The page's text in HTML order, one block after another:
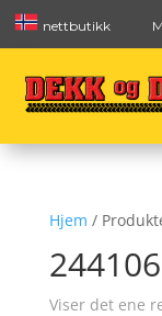
nettbutikk
Hjem /
Viser det ene